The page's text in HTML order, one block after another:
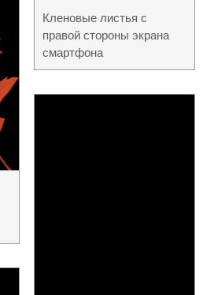
Кленовые листья с
правой стороны экрана
смартфона